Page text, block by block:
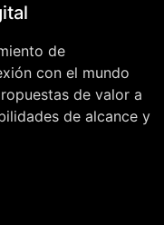
de
con el mundo
de valor a
de alcance y